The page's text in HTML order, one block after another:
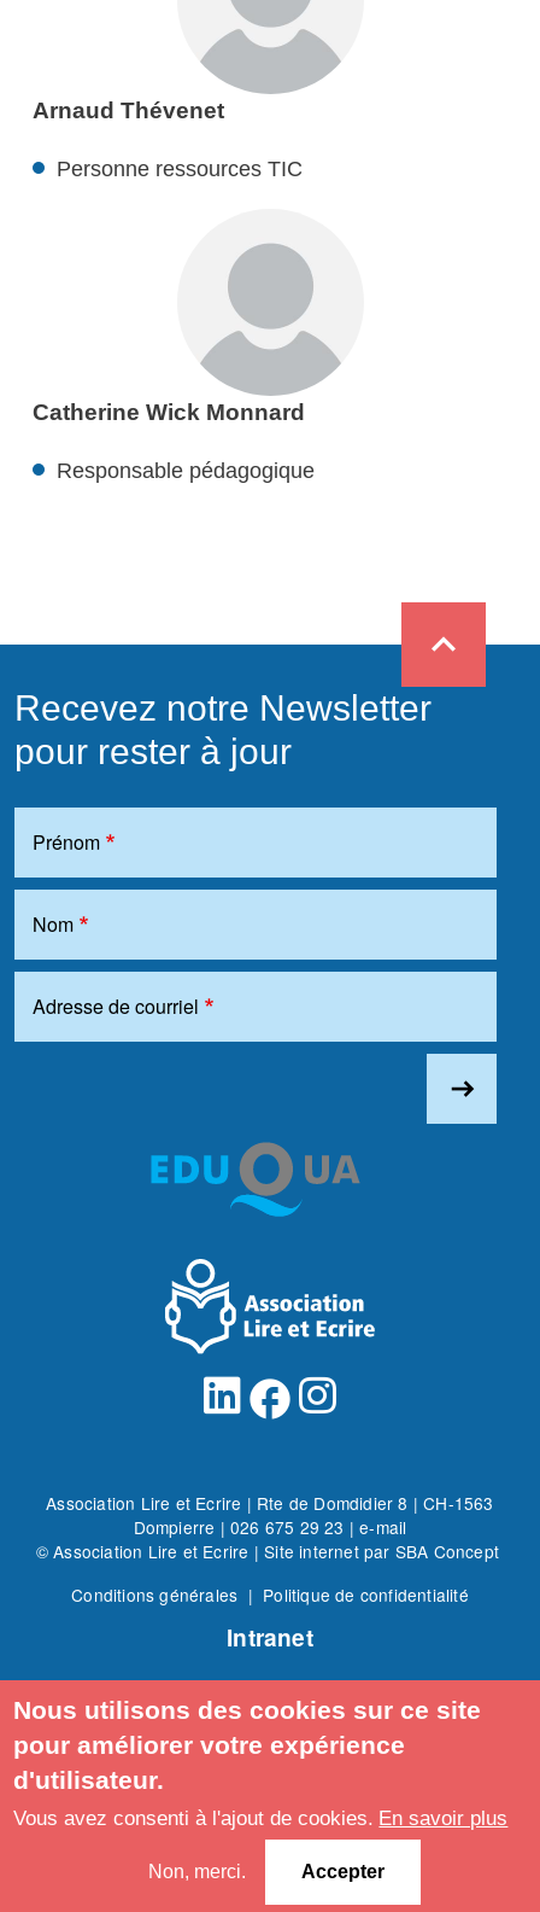
Nous utilisons des cookies sur ce site
pour améliorer votre expérience
d'utilisateur.
Vous avez consenti à l'ajout de cookies. En savoir plus
Accepter
Non, merci.
Arnaud Thévenet
Personne ressources TIC
Catherine Wick Monnard
Responsable pédagogique
expand_less
Recevez notre Newsletter
pour rester à jour
Adresse de courriel
Nom
Prénom
east
facebook
Association Lire et Ecrire | Rte de Domdidier 8 | CH-1563
Dompierre | 026 675 29 23 |e-mail
© Association Lire et Ecrire | Site internet par SBA Concept
Conditions générales | Politique de confidentialité
Intranet